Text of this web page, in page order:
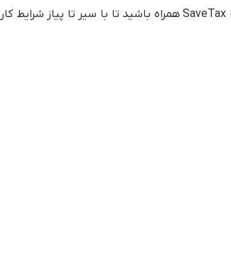
در این قسمت از مجموعه مطالب پیرامون زندگی در استرالیا با SaveTax همراه باشید تا با سیر تا پیاز شرایط کار